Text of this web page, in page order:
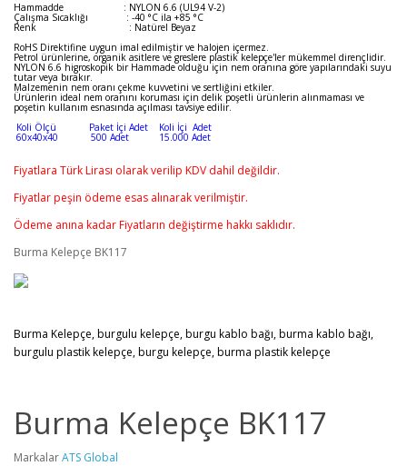
Hammadde : NYLON 6.6 (UL94 V-2)
Çalışma Sıcaklığı : -40 °C ila +85 °C
Renk : Natürel Beyaz
RoHS Direktifine uygun imal edilmiştir ve halojen içermez.
Petrol ürünlerine, organik asitlere ve greslere plastik kelepçe'ler mükemmel dirençlidir.
NYLON 6.6 higroskopik bir Hammade olduğu için nem oranına göre yapılarındaki suyu
tutar veya bırakır.
Malzemenin nem oranı çekme kuvvetini ve sertliğini etkiler.
Ürünlerin ideal nem oranını koruması için delik poşetli ürünlerin alınmaması ve
poşetin kullanım esnasında açılması tavsiye edilir.
Koli Ölçü Paket İçi Adet Koli İçi Adet
60x40x40 500 Adet 15.000 Adet
Fiyatlara Türk Lirası olarak verilip KDV dahil değildir.
Fiyatlar peşin ödeme esas alınarak verilmiştir.
Ödeme anına kadar Fiyatların değiştirme hakkı saklıdır.
Burma Kelepçe BK117
Burma Kelepçe, burgulu kelepçe, burgu kablo bağı, burma kablo bağı,
burgulu plastik kelepçe, burgu kelepçe, burma plastik kelepçe
Burma Kelepçe BK117
MarkalarATS Global